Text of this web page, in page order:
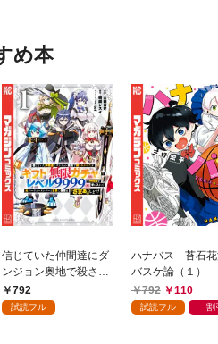
め本
信じていた仲間達にダ
ンジョン奥地で殺され
かけたがギフト『無限
ガチャ』でレベル９９
792
試読フル
ハナバス 苔石花
バスケ論（１）
792
110
試読フル 割